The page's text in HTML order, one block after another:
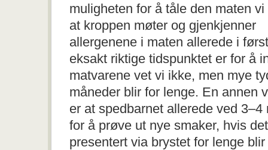
muligheten for å tåle den maten
at kroppen møter og gjenkjenner
allergenene i maten allerede i
eksakt riktige tidspunktet er for å
matvarene vet vi ikke, men mye
måneder blir for lenge. En annen
er at spedbarnet allerede ved
for å prøve ut nye smaker, hvis
presentert via brystet for lenge